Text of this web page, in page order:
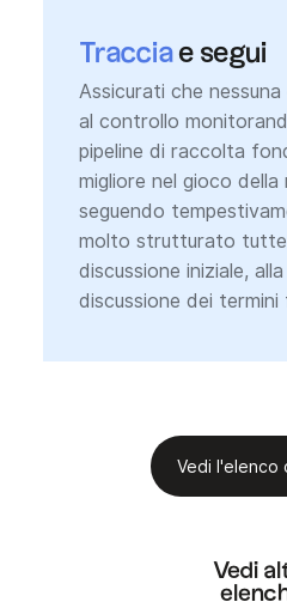
Tracciae segui
Assicurati che
al controllo
pipeline di raccolta
migliore nel gioco
seguendo
molto strutturato tutte
discussione iniziale,
discussione dei termini
Vedi l'elenco
Vedi